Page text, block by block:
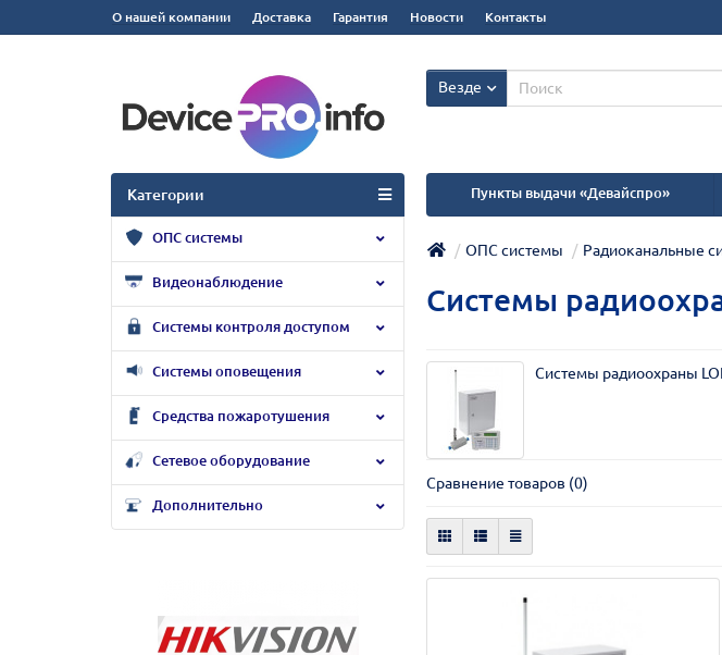
О нашей компании Доставка Гарантия Новости Контакты
Везде
Пункты выдачи «Девайспро»
Категории
ОПС системы
Видеонаблюдение
Системы контроля доступом
Системы оповещения
Средства пожаротушения
Сетевое оборудование
Дополнительно
ОПС системы Радиоканальные
Системы
Системы радиоохраны
Сравнение товаров (0)